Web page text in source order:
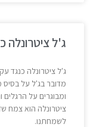
ג'ל ציטרונלה
ג'ל ציטרונלה כנגד
מדובר בג'ל על בסיס
ומבוגרים על הרגלים
ציטרונלה הוא צמח
לשמחתנו.